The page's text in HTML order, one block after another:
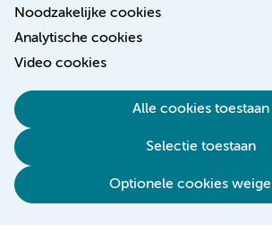
Noodzakelijke cookies
Analytische cookies
Video cookies
Alle cookies toestaan
Selectie toestaan
Optionele cookies
Toegankelijkheidsverklaring
Responsible disclosure